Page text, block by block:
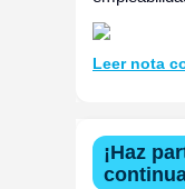
Leer nota
¡Haz